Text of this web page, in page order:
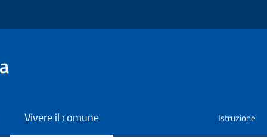
Vivere il comune Istruzione